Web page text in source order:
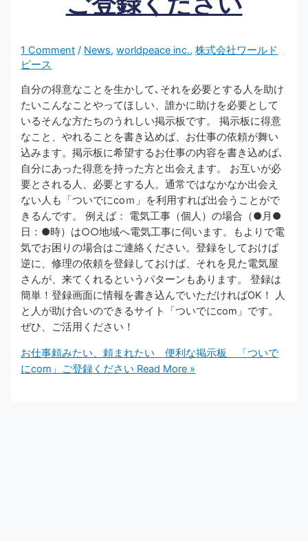
1 Comment / News,worldpeace inc.,株式会社ワールド
ピース
自分の得意なことを生かして､それを必要とする人を助け
たいこんなことやってほしい、誰かに助けを必要として
いるそんな方たちのうれしい掲示板です。 掲示板に得意
なこと、やれることを書き込めば、お仕事の依頼が舞い
込みます。掲示板に希望するお仕事の内容を書き込めば､
自分にあった得意を持った方と出会えます。 お互いが必
要とされる人、必要とする人。通常ではなかなか出会え
ない人も「ついでにcoｍ」を利用すれば出会うことがで
きるんです。 例えば： 電気工事（個人）の場合（●月●
日：●時）は○○地域へ電気工事に伺います。もよりで電
気でお困りの場合はご連絡ください。登録をしておけば
逆に、修理の依頼を登録しておけば、それを見た電気屋
さんが、来てくれるというパターンもあります。 登録は
簡単！登録画面に情報を書き込んでいただければOK！ 人
と人が助け合いのできるサイト「ついでにcom」です。
ぜひ、ご活用ください！
お仕事頼みたい、頼まれたい 便利な掲示板 「ついで
にcom」ご登録ください Read More »